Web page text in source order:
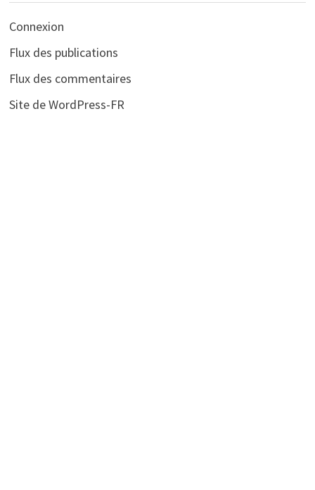
Connexion
Flux des publications
Flux des commentaires
Site de WordPress-FR